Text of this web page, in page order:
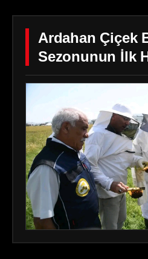
Ardahan Çiçek
Sezonunun İlk